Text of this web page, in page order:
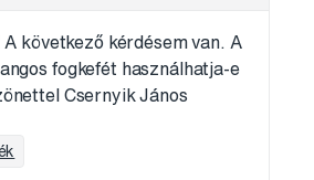
következő kérdésem van. A
fogkefét használhatja-e
Csernyik János